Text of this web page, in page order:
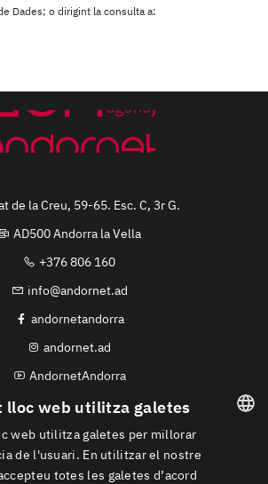
Dades; o dirigint la consulta a:
de la Creu, 59-65. Esc. C, 3r G.
AD500 Andorra la Vella
+376 806 160
info@andornet.ad
andornetandorra
andornet.ad
AndornetAndorra
Whatsapp
de Privacitat|Política de
cookies
CATALAN
SPANISH
lloc web utilitza galetes
web utilitza galetes per millorar
de l'usuari. En utilitzar el nostre
totes les galetes d’acord